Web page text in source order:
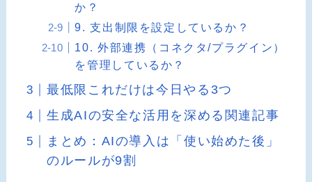
か？
9. 支出制限を設定しているか？
10. 外部連携（コネクタ/プラグイン）
を管理しているか？
最低限これだけは今日やる3つ
生成AIの安全な活用を深める関連記事
まとめ：AIの導入は「使い始めた後」
のルールが9割